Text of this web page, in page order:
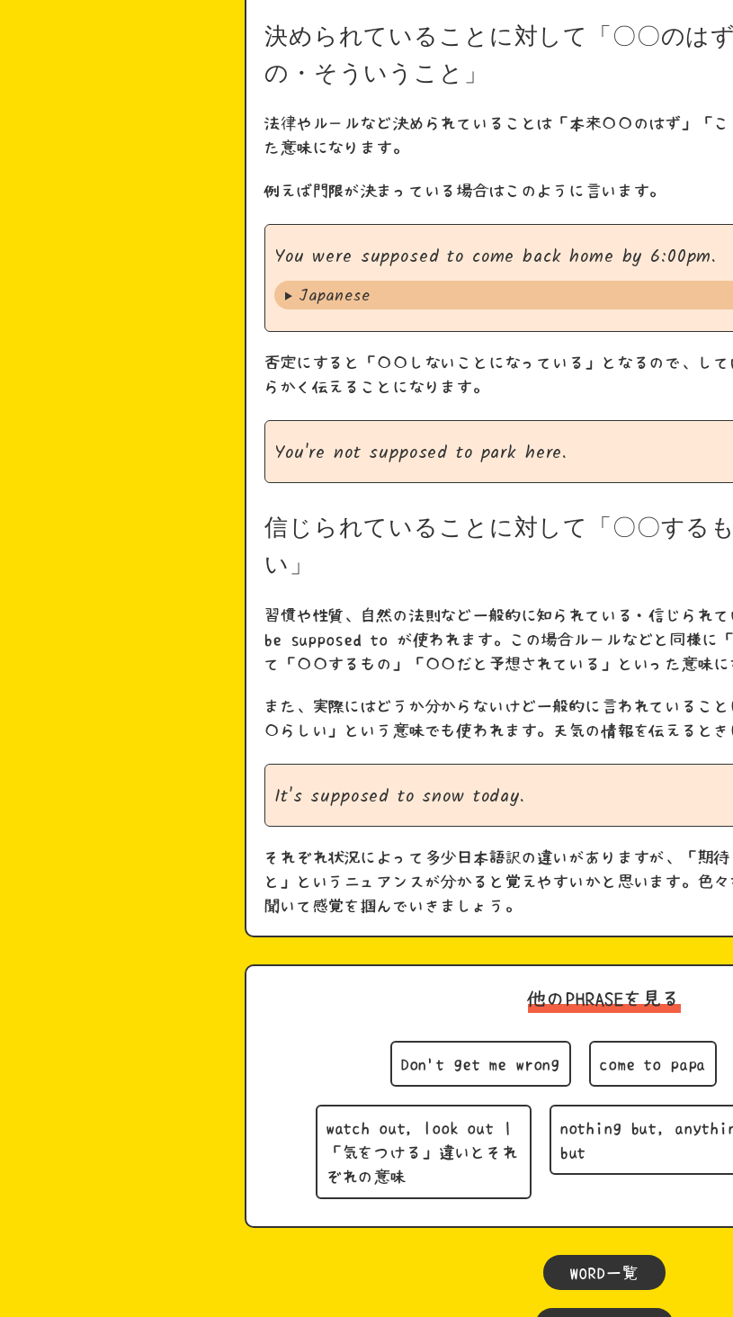
決められていることに対して「〇〇のは
の・そういうこと」
法律やルールなど決められていることは「本来〇〇のはず」「こ
た意味になります。
例えば門限が決まっている場合はこのように言います。
You were supposed to come back home by 6:00pm.
Japanese
否定にすると「〇〇しないことになっている」となるので、し
らかく伝えることになります。
You're not supposed to park here.
信じられていることに対して「〇〇する
い」
習慣や性質、自然の法則など一般的に知られている・信じられ
be supposed to が使われます。この場合ルールなどと同様に「
て「〇〇するもの」「〇〇だと予想されている」といった意味に
また、実際にはどうか分からないけど一般的に言われているこ
〇らしい」という意味でも使われます。天気の情報を伝えるとき
It's supposed to snow today.
それぞれ状況によって多少日本語訳の違いがありますが、「期
と」というニュアンスが分かると覚えやすいかと思います。
聞いて感覚を掴んでいきましょう。
他のPHRASEを見る
Don't get me wrong come to papa
watch out, look out |
「気をつける」違いとそれ
ぞれの意味
nothing but,
but
WORD一覧